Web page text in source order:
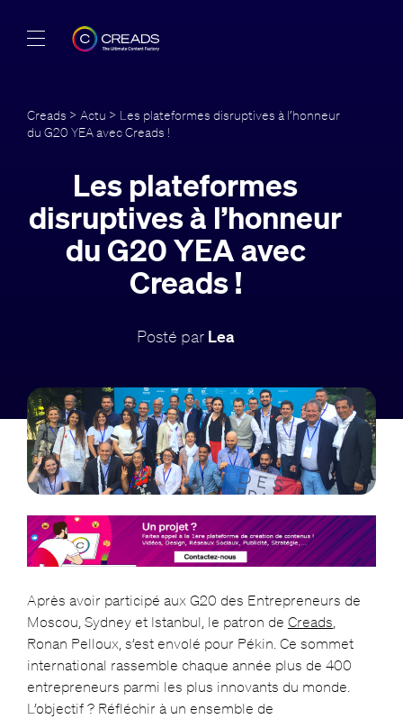
Offres
À propos
Guide
Creads > Actu > Les plateformes disruptives à l’honneur
du G20 YEA avec Creads !
Les plateformes
disruptives à l’honneur
du G20 YEA avec
Creads !
Posté par Lea
Après avoir participé aux G20 des Entrepreneurs de
Moscou, Sydney et Istanbul, le patron de Creads
Ronan Pelloux, s’est envolé pour Pékin. Ce sommet
international rassemble chaque année plus de 400
entrepreneurs parmi les plus innovants du monde.
L’objectif ? Réfléchir à un ensemble de